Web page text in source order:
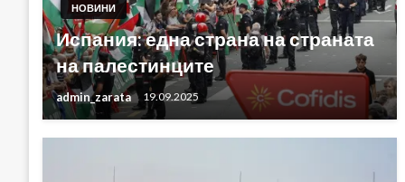
НОВИНИ
Испания: една страна на страната
на палестинците
admin_zarata 19.09.2025